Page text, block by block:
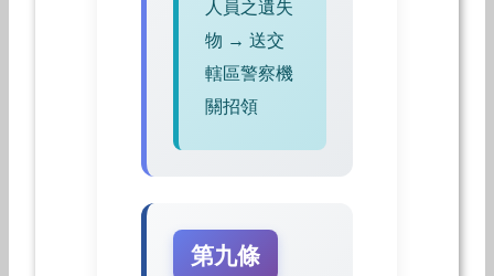
人員之遺失
物 → 送交
轄區警察機
關招領
第九條